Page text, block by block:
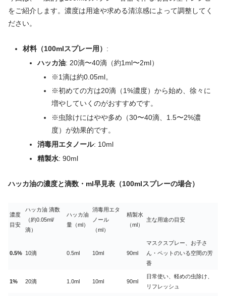
をご紹介します。濃度は用途や求める清涼感によって調整してく
ださい。
材料（100mlスプレー用） :
ハッカ油: 20滴〜40滴（約1ml〜2ml）
※1滴は約0.05ml。
※初めての方は20滴（1%濃度）から始め、徐々に
増やしていくのがおすすめです。
※虫除けにはやや多め（30〜40滴、1.5〜2%濃
度）が効果的です。
消毒用エタノール: 10ml
精製水: 90ml
ハッカ油の濃度と滴数・ml早見表（100mlスプレーの場合）
濃度
目安
ハッカ油 滴数
（約0.05ml/
滴）
ハッカ油
量（ml）
消毒用エタ
ノール
（ml）
精製水
（ml）
主な用途の目安
0.5% 10滴 0.5ml 10ml 90ml
マスクスプレー、お子さ
ん・ペットのいる空間の芳
香
1% 20滴 1.0ml 10ml 90ml
日常使い、軽めの虫除け、
リフレッシュ